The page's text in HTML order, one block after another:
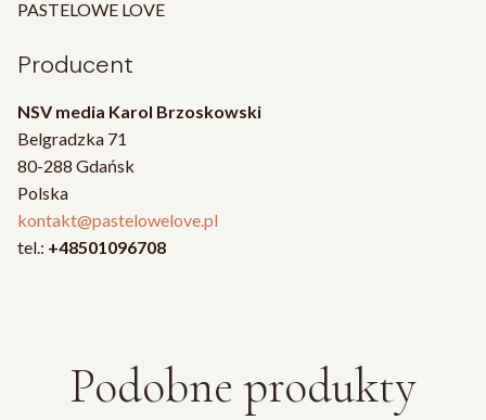
PASTELOWE LOVE
Producent
NSV media Karol Brzoskowski
Belgradzka 71
80-288 Gdańsk
Polska
kontakt@pastelowelove.pl
tel.: +48501096708
Podobne produkty